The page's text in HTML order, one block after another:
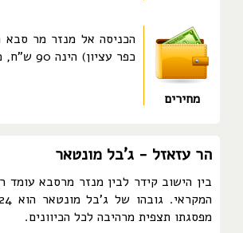
מחירים
הכניסה אל מנזר מר
כפר עציון) הינה 90 ש"ח, כולל איסוף באוטובוס מאזור המרכז.
הר עזאזל - ג'בל מונטאר
בין הישוב קידר לבין מנזר מרסבא
מפסגתו תצפית מרהיבה לכל הכיוונים.